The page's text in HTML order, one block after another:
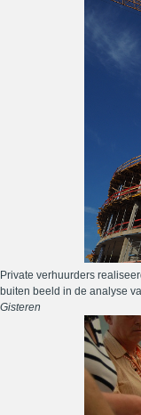
Private verhuurders
buiten beeld in de analyse
Gisteren